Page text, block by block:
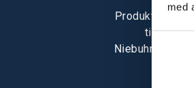
med
till 8 000
Niebuhr blir